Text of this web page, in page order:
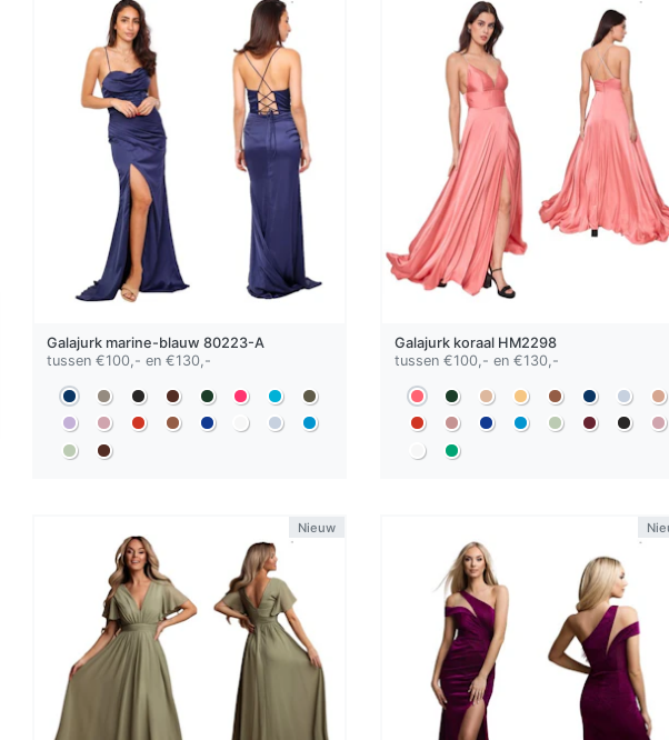
Galajurk marine-blauw 80223-A
tussen €100,- en €130,-
Galajurk koraalHM2298
tussen €100,- en €130,-
Nieuw